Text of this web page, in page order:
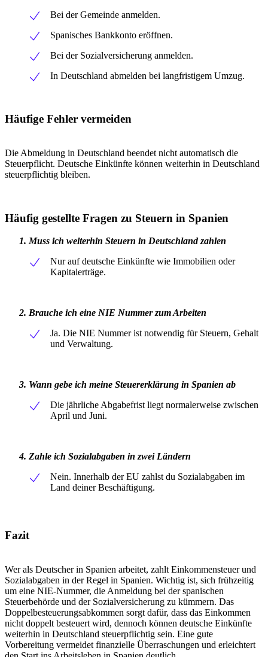
Bei der Gemeinde anmelden.
Spanisches Bankkonto eröffnen.
Bei der Sozialversicherung anmelden.
In Deutschland abmelden bei langfristigem Umzug.
Häufige Fehler vermeiden
Die Abmeldung in Deutschland beendet nicht automatisch die
Steuerpflicht. Deutsche Einkünfte können weiterhin in Deutschland
steuerpflichtig bleiben.
Häufig gestellte Fragen zu Steuern in Spanien
1. Muss ich weiterhin Steuern in Deutschland zahlen
Nur auf deutsche Einkünfte wie Immobilien oder
Kapitalerträge.
2. Brauche ich eine NIE Nummer zum Arbeiten
Ja. Die NIE Nummer ist notwendig für Steuern, Gehalt
und Verwaltung.
3. Wann gebe ich meine Steuererklärung in Spanien ab
Die jährliche Abgabefrist liegt normalerweise zwischen
April und Juni.
4. Zahle ich Sozialabgaben in zwei Ländern
Nein. Innerhalb der EU zahlst du Sozialabgaben im
Land deiner Beschäftigung.
Fazit
Wer als Deutscher in Spanien arbeitet, zahlt Einkommensteuer und
Sozialabgaben in der Regel in Spanien. Wichtig ist, sich frühzeitig
um eine NIE-Nummer, die Anmeldung bei der spanischen
Steuerbehörde und der Sozialversicherung zu kümmern. Das
Doppelbesteuerungsabkommen sorgt dafür, dass das Einkommen
nicht doppelt besteuert wird, dennoch können deutsche Einkünfte
weiterhin in Deutschland steuerpflichtig sein. Eine gute
Vorbereitung vermeidet finanzielle Überraschungen und erleichtert